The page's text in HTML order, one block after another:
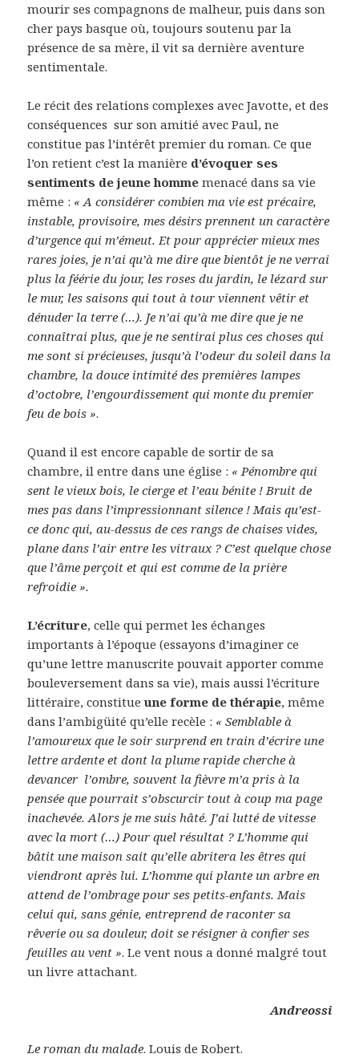
mourir ses compagnons de malheur, puis dans son
cher pays basque où, toujours soutenu par la
présence de sa mère, il vit sa dernière aventure
sentimentale.
Le récit des relations complexes avec Javotte, et des
conséquences sur son amitié avec Paul, ne
constitue pas l’intérêt premier du roman. Ce que
l’on retient c’est la manière d’évoquer ses
sentiments de jeune hommemenacé dans sa vie
même : « A considérer combien ma vie est précaire,
instable, provisoire, mes désirs prennent un caractère
d’urgence qui m’émeut. Et pour apprécier mieux mes
rares joies, je n’ai qu’à me dire que bientôt je ne verrai
plus la féérie du jour, les roses du jardin, le lézard sur
le mur, les saisons qui tout à tour viennent vêtir et
dénuder la terre (…). Je n’ai qu’à me dire que je ne
connaîtrai plus, que je ne sentirai plus ces choses qui
me sont si précieuses, jusqu’à l’odeur du soleil dans la
chambre, la douce intimité des premières lampes
d’octobre, l’engourdissement qui monte du premier
feu de bois ».
Quand il est encore capable de sortir de sa
chambre, il entre dans une église : « Pénombre qui
sent le vieux bois, le cierge et l’eau bénite ! Bruit de
mes pas dans l’impressionnant silence ! Mais qu’est-
ce donc qui, au-dessus de ces rangs de chaises vides,
plane dans l’air entre les vitraux ? C’est quelque chose
que l’âme perçoit et qui est comme de la prière
refroidie ».
L’écriture, celle qui permet les échanges
importants à l’époque (essayons d’imaginer ce
qu’une lettre manuscrite pouvait apporter comme
bouleversement dans sa vie), mais aussi l’écriture
littéraire, constitueune forme de thérapie, même
dans l’ambigüité qu’elle recèle : « Semblable à
l’amoureux que le soir surprend en train d’écrire une
lettre ardente et dont la plume rapide cherche à
devancer l’ombre, souvent la fièvre m’a pris à la
pensée que pourrait s’obscurcir tout à coup ma page
inachevée. Alors je me suis hâté. J’ai lutté de vitesse
avec la mort (…) Pour quel résultat ? L’homme qui
bâtit une maison sait qu’elle abritera les êtres qui
viendront après lui. L’homme qui plante un arbre en
attend de l’ombrage pour ses petits-enfants. Mais
celui qui, sans génie, entreprend de raconter sa
rêverie ou sa douleur, doit se résigner à confier ses
feuilles au vent ». Le vent nous a donné malgré tout
un livre attachant.
Andreossi
Le roman du malade. Louis de Robert.